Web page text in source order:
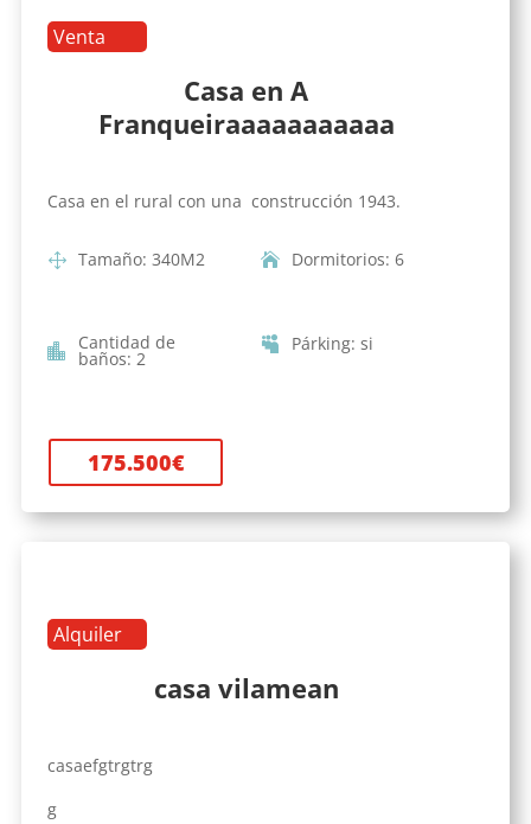
Venta
Casa en A
Franqueiraaaaaaaaaaa
Casa en el rural con una construcción 1943.
Tamaño: 340M2 Dormitorios: 6
Cantidad de
baños: 2
Párking: si
175.500€
Alquiler
casa vilamean
casaefgtrgtrg
g